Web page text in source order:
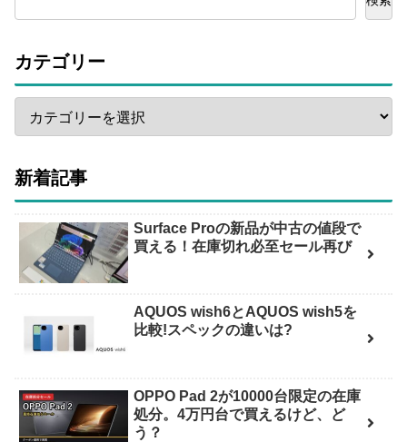
カテゴリー
新着記事
Surface Proの新品が中古の値段で
買える！在庫切れ必至セール再び
AQUOS wish6とAQUOS wish5を
比較!スペックの違いは?
OPPO Pad 2が10000台限定の在庫
処分。4万円台で買えるけど、ど
う？